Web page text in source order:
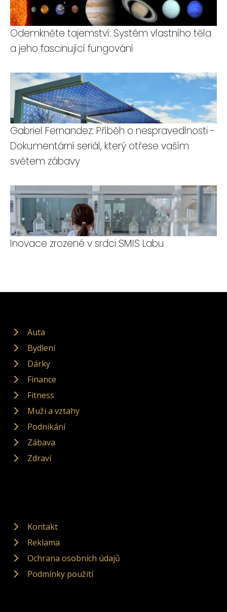
Odemkněte tajemství: Systém vlastního těla
a jeho fascinující fungování
Gabriel Fernandez: Příběh o nespravedlnosti -
Dokumentární seriál, který otřese vaším
světem zábavy
Inovace zrozené v srdci SMIS Labu
Auta
Bydlení
Dárky
Finance
Fitness
Muži a vztahy
Podnikání
Zábava
Zdraví
Kontakt
Reklama
Ochrana osobních údajů
Podmínky použití